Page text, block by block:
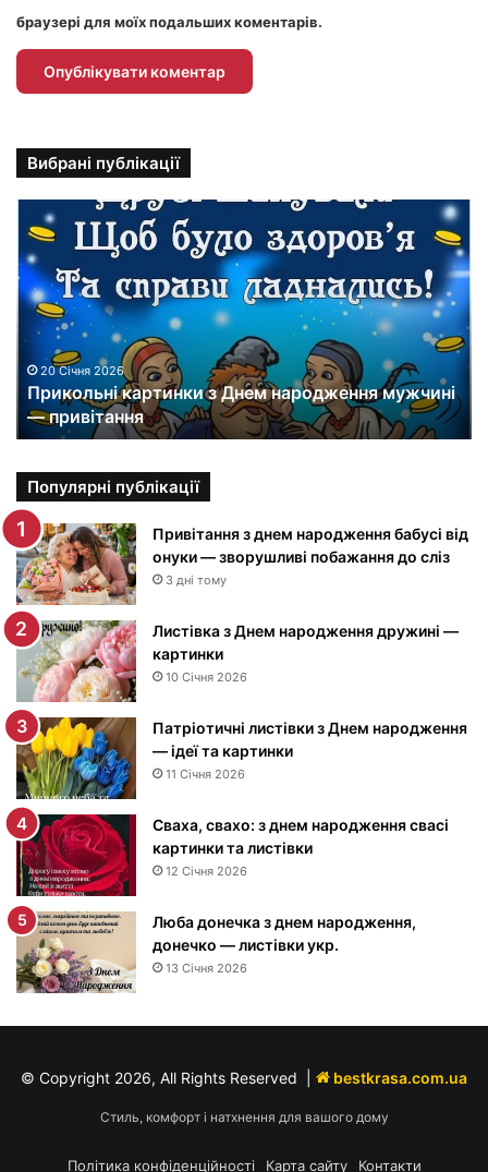
браузері для моїх подальших коментарів.
Вибрані публікації
и
к
о
а
и
н
к
и
з
Д
н
е
н
а
р
о
д
ж
е
н
н
я
м
у
ж
20 Січня 2026
Прикольні картинки з Днем народження мужчині
— привітання
Популярні публікації
Привітання з днем народження бабусі від
онуки — зворушливі побажання до сліз
3 дні тому
Листівка з Днем народження дружині —
картинки
10 Січня 2026
Патріотичні листівки з Днем народження
— ідеї та картинки
11 Січня 2026
Сваха, свахо: з днем народження свасі
картинки та листівки
12 Січня 2026
Люба донечка з днем народження,
донечко — листівки укр.
13 Січня 2026
© Copyright 2026, All Rights Reserved | bestkrasa.com.ua
Стиль, комфорт і натхнення для вашого дому
Політика конфіденційності Карта сайту Контакти